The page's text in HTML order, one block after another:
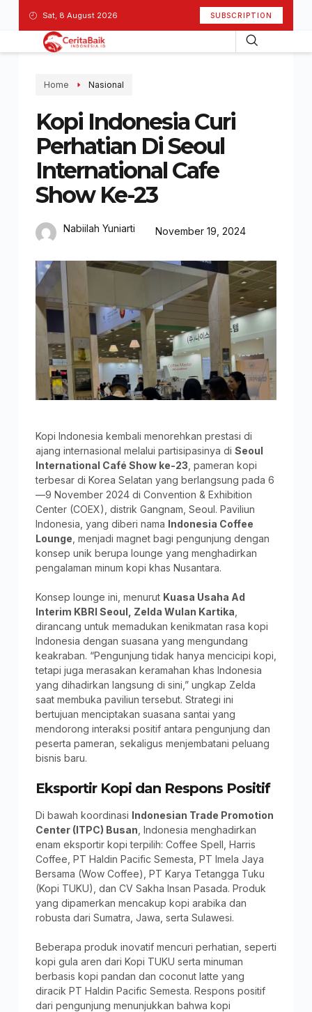
Sat, 8 August 2026 SUBSCRIPTION
Home Nasional
Kopi Indonesia Curi
Perhatian Di Seoul
International Cafe
Show Ke-23
Nabiilah Yuniarti November 19, 2024
Kopi Indonesia kembali menorehkan prestasi di
ajang internasional melalui partisipasinya di Seoul
International Café Show ke-23 , pameran kopi
terbesar di Korea Selatan yang berlangsung pada 6
—9 November 2024 di Convention & Exhibition
Center (COEX), distrik Gangnam, Seoul. Paviliun
Indonesia, yang diberi nama Indonesia Coffee
Lounge , menjadi magnet bagi pengunjung dengan
konsep unik berupa lounge yang menghadirkan
pengalaman minum kopi khas Nusantara.
Konsep lounge ini, menurut Kuasa Usaha Ad
Interim KBRI Seoul, Zelda Wulan Kartika
dirancang untuk memadukan kenikmatan rasa kopi
Indonesia dengan suasana yang mengundang
keakraban. “Pengunjung tidak hanya mencicipi kopi,
tetapi juga merasakan keramahan khas Indonesia
yang dihadirkan langsung di sini,” ungkap Zelda
saat membuka paviliun tersebut. Strategi ini
bertujuan menciptakan suasana santai yang
mendorong interaksi positif antara pengunjung dan
peserta pameran, sekaligus menjembatani peluang
bisnis baru.
Eksportir Kopi dan Respons Positif
Di bawah koordinasi Indonesian Trade Promotion
Center (ITPC) Busan , Indonesia menghadirkan
enam eksportir kopi terpilih: Coffee Spell, Harris
Coffee, PT Haldin Pacific Semesta, PT Imela Jaya
Bersama (Wow Coffee), PT Karya Tetangga Tuku
(Kopi TUKU), dan CV Sakha Insan Pasada. Produk
yang dipamerkan mencakup kopi arabika dan
robusta dari Sumatra, Jawa, serta Sulawesi.
Beberapa produk inovatif mencuri perhatian, seperti
kopi gula aren dari Kopi TUKU serta minuman
berbasis kopi pandan dan coconut latte yang
diracik PT Haldin Pacific Semesta. Respons positif
dari pengunjung menunjukkan bahwa kopi